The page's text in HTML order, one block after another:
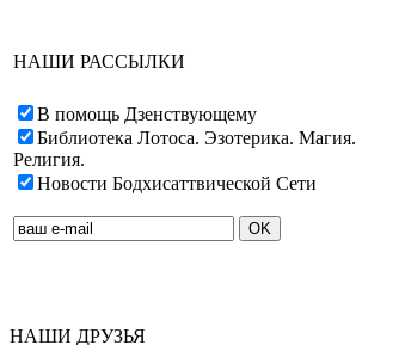
НАШИ РАССЫЛКИ
В помощь Дзенствующему
Библиотека Лотоса. Эзотерика. Магия.
Религия.
Новости Бодхисаттвической Сети
НАШИ ДРУЗЬЯ